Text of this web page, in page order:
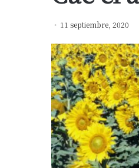
11 septiembre, 2020